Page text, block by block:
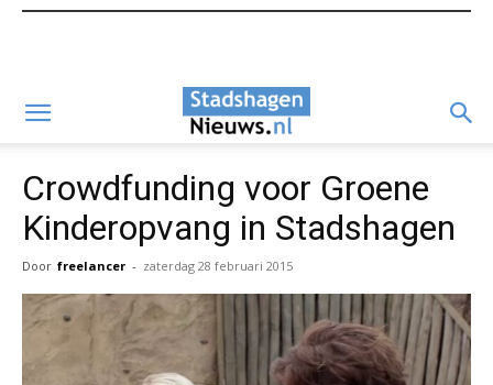
Crowdfunding voor Groene
Kinderopvang in Stadshagen
Door freelancer - zaterdag 28 februari 2015